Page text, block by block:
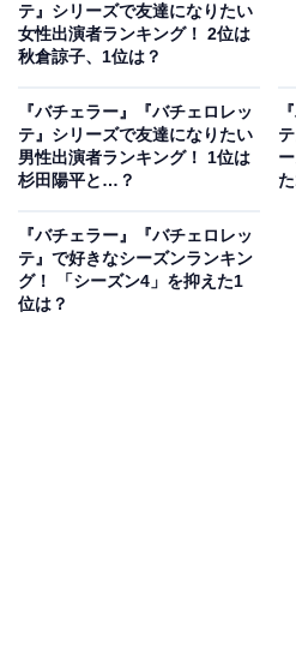
A post shared by 秋倉諒
同率2位は、4代目バチェラー
が務めた『バチェラー・ジャ
11月配信開始）に出演した秋
ソナルトレーナー、モデル、
ます。最終的に黄皓さんのハー
には、“バチェラー婚”を果たし
テ』シリーズで友達になりたい
女性出演者ランキング！ 2位は
秋倉諒子、1位は？
『バチェラー』『バチェロレッ
テ』シリーズで友達になりたい
男性出演者ランキング！ 1位は
杉田陽平と…？
『バチェラー』『バチェロレッ
テ』で好きなシーズンランキン
グ！ 「シーズン4」を抑えた1
位は？